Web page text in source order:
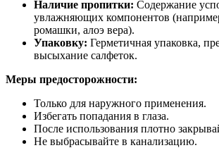
Наличие пропитки: Содержание
увлажняющих компонентов
ромашки, алоэ вера).
Упаковку: Герметичная упаковка,
высыхание салфеток.
Меры предосторожности:
Только для наружного применения.
Избегать попадания в глаза.
После использования плотно
Не выбрасывайте в канализацию.